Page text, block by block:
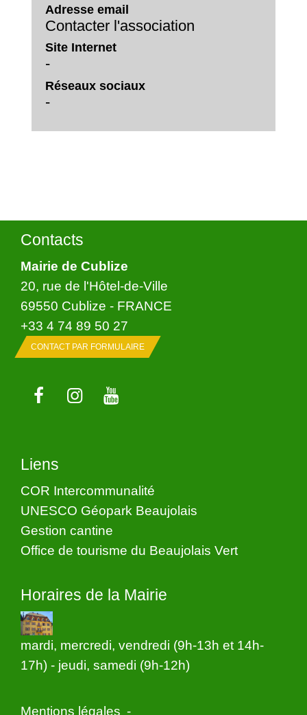
Adresse email
Contacter l'association
Site Internet
-
Réseaux sociaux
-
Contacts
Mairie de Cublize
20, rue de l'Hôtel-de-Ville
69550 Cublize - FRANCE
+33 4 74 89 50 27
CONTACT PAR FORMULAIRE
Liens
COR Intercommunalité
UNESCO Géopark Beaujolais
Gestion cantine
Office de tourisme du Beaujolais Vert
Horaires de la Mairie
mardi, mercredi, vendredi (9h-13h et 14h-
17h) - jeudi, samedi (9h-12h)
Mentions légales -